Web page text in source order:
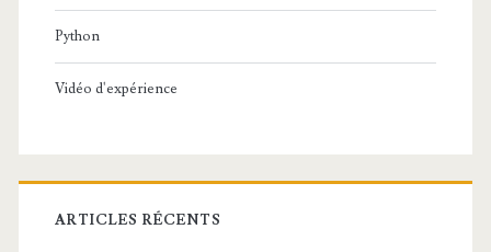
Python
Vidéo d'expérience
ARTICLES RÉCENTS